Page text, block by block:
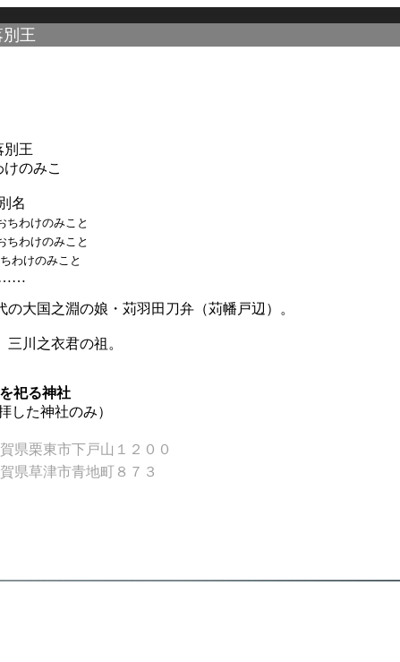
別王
別王
けのみこ
別名
ちわけのみこと
ちわけのみこと
わけのみこと
の大国之淵の娘・苅羽田刀弁（苅幡戸辺）。
三川之衣君の祖。
祀る神社
した神社のみ）
県栗東市下戸山１２００
県草津市青地町８７３